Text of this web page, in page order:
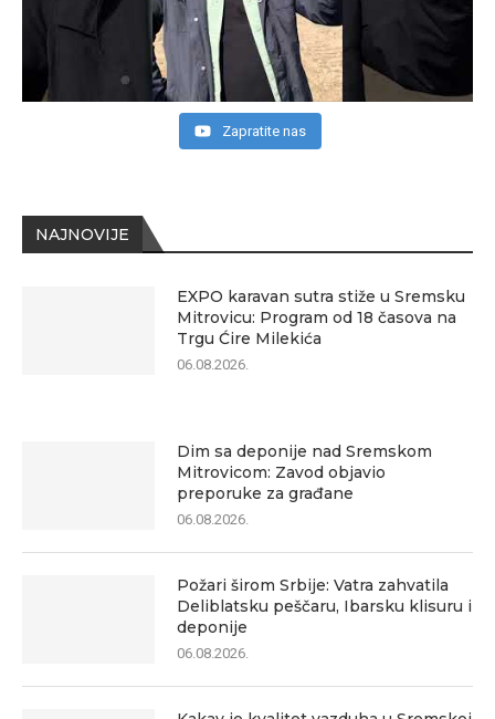
NAJNOVIJE
EXPO karavan sutra stiže u Sremsku
Mitrovicu: Program od 18 časova na
Trgu Ćire Milekića
06.08.2026.
Dim sa deponije nad Sremskom
Mitrovicom: Zavod objavio
preporuke za građane
06.08.2026.
Požari širom Srbije: Vatra zahvatila
Deliblatsku peščaru, Ibarsku klisuru i
deponije
06.08.2026.
Zapratite nas